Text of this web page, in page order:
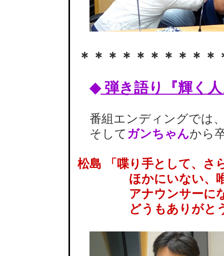
＊＊＊＊＊＊＊＊＊
◆弾き語り『輝く
番組エンディングでは
そして ガンちゃんから
松島 「喋り手として、さ
ほかにいない、唯
アナウンサーになっ
どうもありがとう